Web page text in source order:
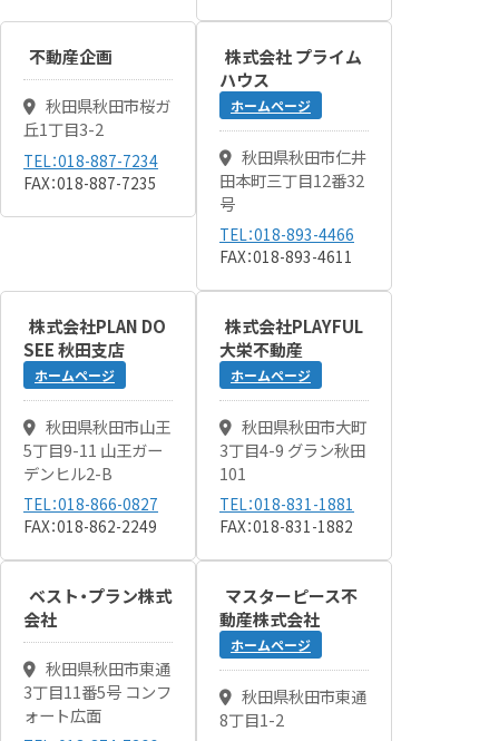
不動産企画
秋田県秋田市桜ガ
丘1丁目3-2
TEL：018-887-7234
FAX：018-887-7235
株式会社 プライム
ハウス
ホームページ
秋田県秋田市仁井
田本町三丁目12番32
号
TEL：018-893-4466
FAX：018-893-4611
株式会社PLAN DO
SEE 秋田支店
ホームページ
秋田県秋田市山王
5丁目9-11 山王ガー
デンヒル2-B
TEL：018-866-0827
FAX：018-862-2249
株式会社PLAYFUL
大栄不動産
ホームページ
秋田県秋田市大町
3丁目4-9 グラン秋田
101
TEL：018-831-1881
FAX：018-831-1882
ベスト・プラン株式
会社
秋田県秋田市東通
3丁目11番5号 コンフ
ォート広面
マスターピース不
動産株式会社
ホームページ
秋田県秋田市東通
8丁目1-2